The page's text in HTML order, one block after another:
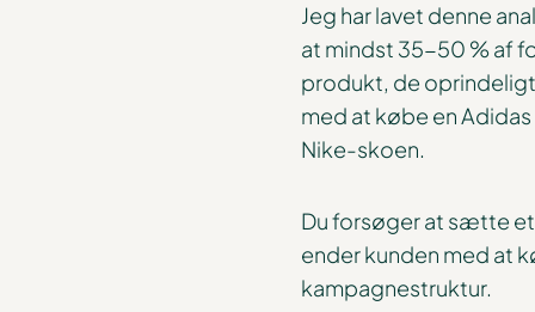
Jeg har lavet denne
at mindst 35-50 % af
produkt, de oprindeligt
med at købe en
Nike-skoen.
Du forsøger at sætte
ender kunden med at
kampagnestruktur.